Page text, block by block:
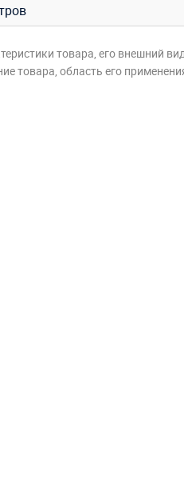
товара, его внешний
товара, область его